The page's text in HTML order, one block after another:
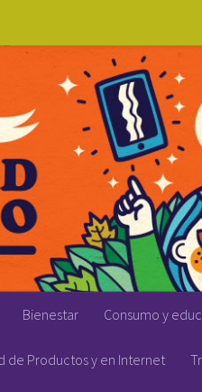
Bienestar Consumo y
de Productos y en Internet